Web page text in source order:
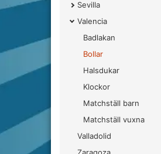
Sevilla
Valencia
Badlakan
Bollar
Halsdukar
Klockor
Matchställ barn
Matchställ vuxna
Valladolid